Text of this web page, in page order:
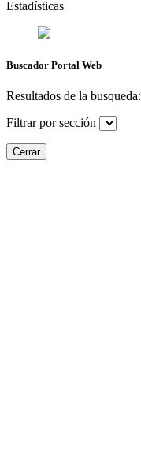
Estadísticas
Buscador Portal Web
Resultados de la busqueda:
Filtrar por sección
Cerrar